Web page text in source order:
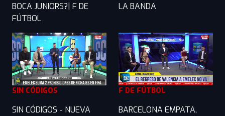
BOCA JUNIORS?| F DE
FÚTBOL
LA BANDA
SIN CÓDIGOS
SIN CÓDIGOS - NUEVA
F DE FÚTBOL
BARCELONA EMPATA,